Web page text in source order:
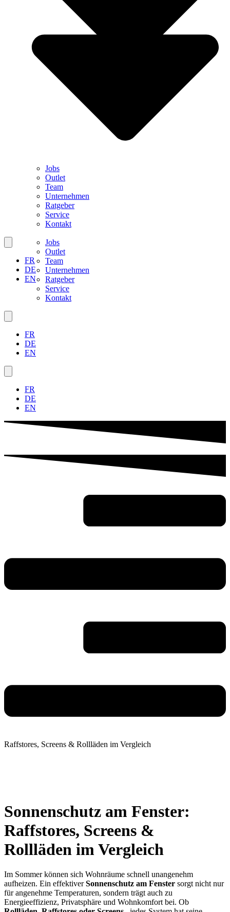
Jobs
Outlet
Team
Unternehmen
Ratgeber
Service
Kontakt
FR
DE
EN
Jobs
Outlet
Team
Unternehmen
Ratgeber
Service
Kontakt
FR
DE
EN
FR
DE
EN
Raffstores, Screens & Rollläden im Vergleich
Sonnenschutz am Fenster:
Raffstores, Screens &
Rollläden im Vergleich
Im Sommer können sich Wohnräume schnell unangenehm
aufheizen. Ein effektiverSonnenschutz am Fenster sorgt nicht nur
für angenehme Temperaturen, sondern trägt auch zu
Energieeffizienz, Privatsphäre und Wohnkomfort bei. Ob